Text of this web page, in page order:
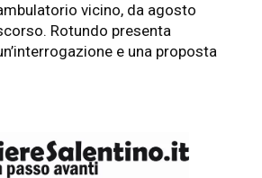
vicino, da agosto
Rotundo presenta
e una proposta